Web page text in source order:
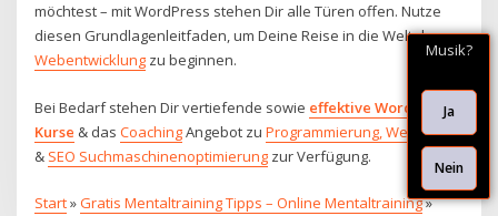
möchtest – mit WordPress stehen Dir alle Türen offen. Nutze
diesen Grundlagenleitfaden, um Deine Reise in die Welt der
Webentwicklung zu beginnen.
Bei Bedarf stehen Dir vertiefende sowie effektive WordPress
Kurse & dasCoachingAngebot zuProgrammierung, Webdesign
& SEO Suchmaschinenoptimierung zur Verfügung.
Start»Gratis Mentaltraining Tipps – Online Mentaltraining»
Musik?
Ja
Nein